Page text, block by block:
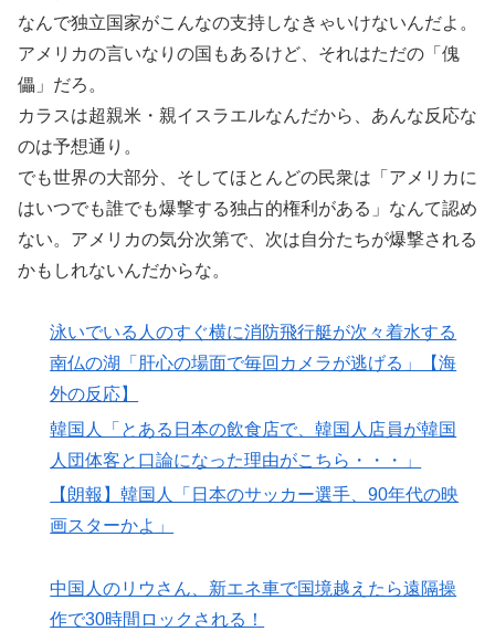
なんで独立国家がこんなの支持しなきゃいけないんだよ。
アメリカの言いなりの国もあるけど、それはただの「傀
儡」だろ。
カラスは超親米・親イスラエルなんだから、あんな反応な
のは予想通り。
でも世界の大部分、そしてほとんどの民衆は「アメリカに
はいつでも誰でも爆撃する独占的権利がある」なんて認め
ない。アメリカの気分次第で、次は自分たちが爆撃される
かもしれないんだからな。
泳いでいる人のすぐ横に消防飛行艇が次々着水する
南仏の湖「肝心の場面で毎回カメラが逃げる」【海
外の反応】
韓国人「とある日本の飲食店で、韓国人店員が韓国
人団体客と口論になった理由がこちら・・・」
【朗報】韓国人「日本のサッカー選手、90年代の映
画スターかよ」
中国人のリウさん、新エネ車で国境越えたら遠隔操
作で30時間ロックされる！